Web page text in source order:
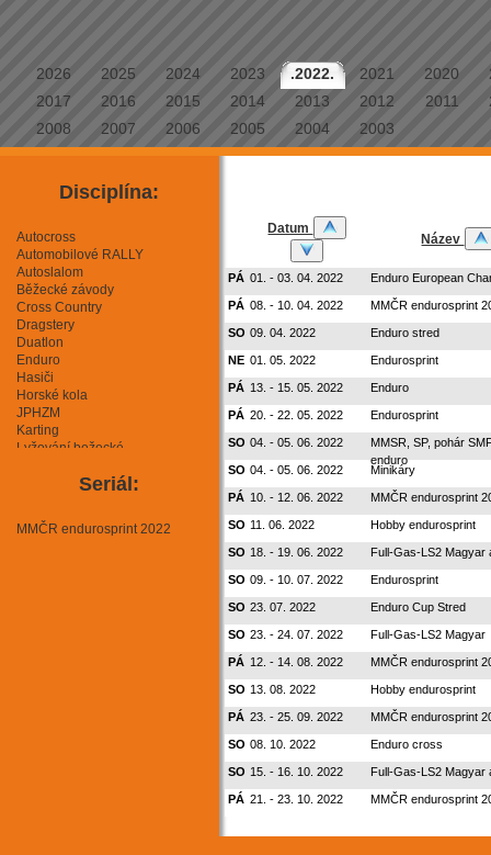
2026 2025 2024 2023 .2022. 2021 2020
2017
2016 2015 2014 2013 2012 2011
2008
2007 2006 2005 2004 2003
Disciplína:
Autocross
Automobilové RALLY
Autoslalom
Běžecké závody
Cross Country
Dragstery
Duatlon
Enduro
Hasiči
Horské kola
JPHZM
Karting
Lyžování bežecké
Motokros
Mushing - psí sprežení
Seriál:
MMČR endurosprint 2022
Datum
Název
PÁ 01. - 03. 04. 2022 Enduro European
PÁ 08. - 10. 04. 2022 MMČR endurosprint
SO 09. 04. 2022 Enduro stred
NE 01. 05. 2022 Endurosprint
PÁ 13. - 15. 05. 2022 Enduro
PÁ 20. - 22. 05. 2022 Endurosprint
SO 04. - 05. 06. 2022
MMSR, SP, pohár
enduro
SO 04. - 05. 06. 2022 Minikáry
PÁ 10. - 12. 06. 2022 MMČR endurosprint
SO 11. 06. 2022 Hobby endurosprint
SO 18. - 19. 06. 2022 Full-Gas-LS2 Magyar
SO 09. - 10. 07. 2022 Endurosprint
SO 23. 07. 2022 Enduro Cup Stred
SO 23. - 24. 07. 2022 Full-Gas-LS2 Magyar
PÁ 12. - 14. 08. 2022 MMČR endurosprint
SO 13. 08. 2022 Hobby endurosprint
PÁ 23. - 25. 09. 2022 MMČR endurosprint
SO 08. 10. 2022 Enduro cross
SO 15. - 16. 10. 2022 Full-Gas-LS2 Magyar
PÁ 21. - 23. 10. 2022 MMČR endurosprint